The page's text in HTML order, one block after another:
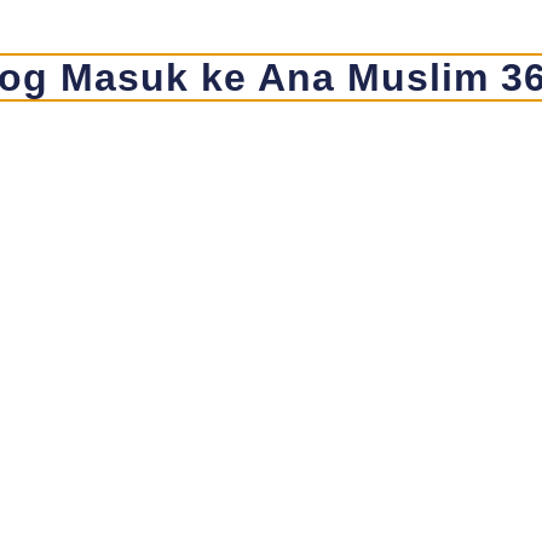
Masuk ke Ana Muslim